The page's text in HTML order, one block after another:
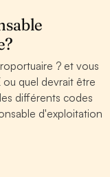
? et vous
quel devrait être
différents codes
d'exploitation